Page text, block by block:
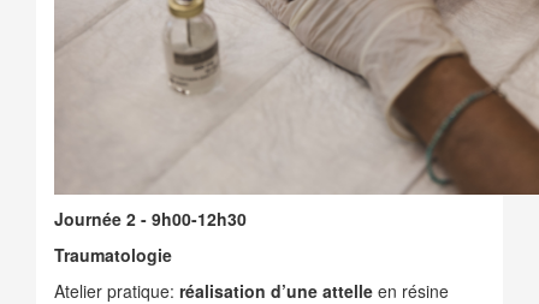
Journée 2 - 9h00-12h30
Traumatologie
Atelier pratique: réalisation d’une attelle en résine